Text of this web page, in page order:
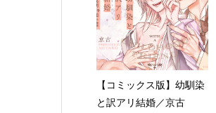
【コミックス版】幼馴染
と訳アリ結婚／京古